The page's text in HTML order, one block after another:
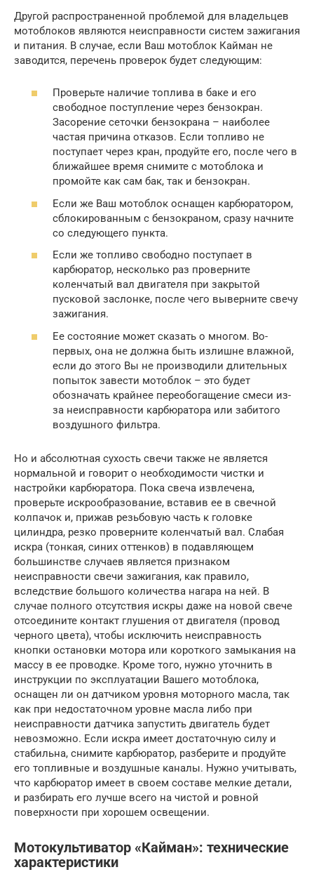
Другой распространенной проблемой для владельцев
мотоблоков являются неисправности систем зажигания
и питания. В случае, если Ваш мотоблок Кайман не
заводится, перечень проверок будет следующим:
Проверьте наличие топлива в баке и его
свободное поступление через бензокран.
Засорение сеточки бензокрана – наиболее
частая причина отказов. Если топливо не
поступает через кран, продуйте его, после чего в
ближайшее время снимите с мотоблока и
промойте как сам бак, так и бензокран.
Если же Ваш мотоблок оснащен карбюратором,
сблокированным с бензокраном, сразу начните
со следующего пункта.
Если же топливо свободно поступает в
карбюратор, несколько раз проверните
коленчатый вал двигателя при закрытой
пусковой заслонке, после чего выверните свечу
зажигания.
Ее состояние может сказать о многом. Во-
первых, она не должна быть излишне влажной,
если до этого Вы не производили длительных
попыток завести мотоблок – это будет
обозначать крайнее переобогащение смеси из-
за неисправности карбюратора или забитого
воздушного фильтра.
Но и абсолютная сухость свечи также не является
нормальной и говорит о необходимости чистки и
настройки карбюратора. Пока свеча извлечена,
проверьте искрообразование, вставив ее в свечной
колпачок и, прижав резьбовую часть к головке
цилиндра, резко проверните коленчатый вал. Слабая
искра (тонкая, синих оттенков) в подавляющем
большинстве случаев является признаком
неисправности свечи зажигания, как правило,
вследствие большого количества нагара на ней. В
случае полного отсутствия искры даже на новой свече
отсоедините контакт глушения от двигателя (провод
черного цвета), чтобы исключить неисправность
кнопки остановки мотора или короткого замыкания на
массу в ее проводке. Кроме того, нужно уточнить в
инструкции по эксплуатации Вашего мотоблока,
оснащен ли он датчиком уровня моторного масла, так
как при недостаточном уровне масла либо при
неисправности датчика запустить двигатель будет
невозможно. Если искра имеет достаточную силу и
стабильна, снимите карбюратор, разберите и продуйте
его топливные и воздушные каналы. Нужно учитывать,
что карбюратор имеет в своем составе мелкие детали,
и разбирать его лучше всего на чистой и ровной
поверхности при хорошем освещении.
Мотокультиватор «Кайман»: технические
характеристики